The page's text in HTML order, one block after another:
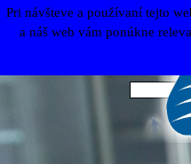
Pri návšteve a používaní tejto
a náš web vám ponúkne
Prejsť na obsah